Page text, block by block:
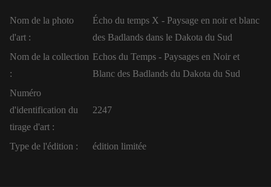
Nom de la photo
d'art :
Écho du temps X - Paysage en noir et blanc
des Badlands dans le Dakota du Sud
Nom de la collection
:
Echos du Temps - Paysages en Noir et
Blanc des Badlands du Dakota du Sud
Numéro
d'identification du
tirage d'art :
2247
Type de l'édition : édition limitée